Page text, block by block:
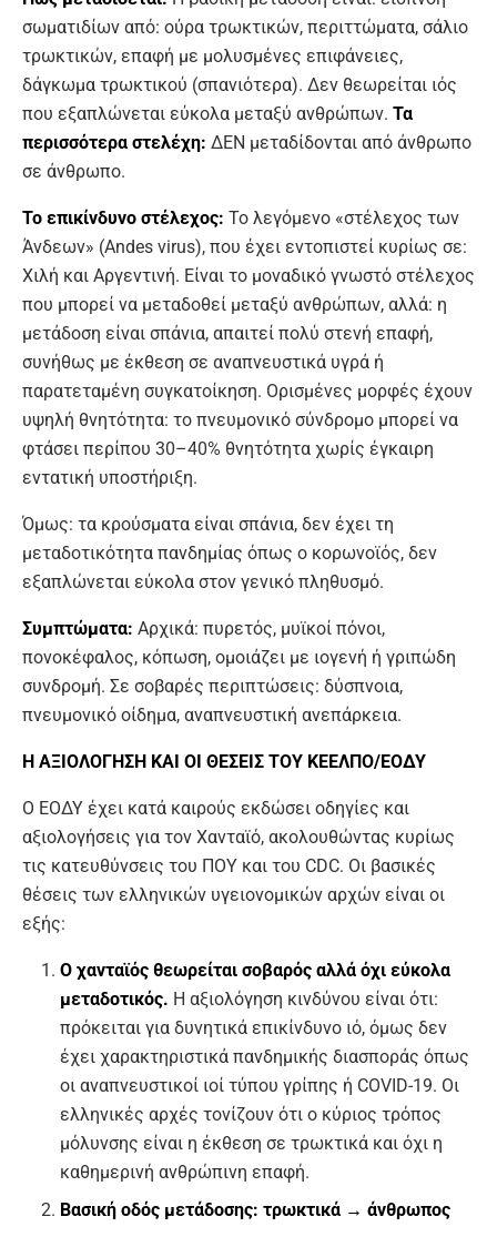
σωματιδίων από: ούρα τρωκτικών, περιττώματα, σάλιο
τρωκτικών, επαφή με μολυσμένες επιφάνειες,
δάγκωμα τρωκτικού (σπανιότερα). Δεν θεωρείται ιός
που εξαπλώνεται εύκολα μεταξύ ανθρώπων. Τα
περισσότερα στελέχη: ΔΕΝ μεταδίδονται από άνθρωπο
σε άνθρωπο.
Το επικίνδυνο στέλεχος: Το λεγόμενο «στέλεχος των
Άνδεων» (Andes virus), που έχει εντοπιστεί κυρίως σε:
Χιλή και Αργεντινή. Είναι το μοναδικό γνωστό στέλεχος
που μπορεί να μεταδοθεί μεταξύ ανθρώπων, αλλά: η
μετάδοση είναι σπάνια, απαιτεί πολύ στενή επαφή,
συνήθως με έκθεση σε αναπνευστικά υγρά ή
παρατεταμένη συγκατοίκηση. Ορισμένες μορφές έχουν
υψηλή θνητότητα: το πνευμονικό σύνδρομο μπορεί να
φτάσει περίπου 30–40% θνητότητα χωρίς έγκαιρη
εντατική υποστήριξη.
Όμως: τα κρούσματα είναι σπάνια, δεν έχει τη
μεταδοτικότητα πανδημίας όπως ο κορωνοϊός, δεν
εξαπλώνεται εύκολα στον γενικό πληθυσμό.
Συμπτώματα: Αρχικά: πυρετός, μυϊκοί πόνοι,
πονοκέφαλος, κόπωση, ομοιάζει με ιογενή ή γριπώδη
συνδρομή. Σε σοβαρές περιπτώσεις: δύσπνοια,
πνευμονικό οίδημα, αναπνευστική ανεπάρκεια.
Η ΑΞΙΟΛΟΓΗΣΗ ΚΑΙ ΟΙ ΘΕΣΕΙΣ ΤΟΥ ΚΕΕΛΠΟ/ΕΟΔΥ
Ο ΕΟΔΥ έχει κατά καιρούς εκδώσει οδηγίες και
αξιολογήσεις για τον Χανταϊό, ακολουθώντας κυρίως
τις κατευθύνσεις του ΠΟΥ και του CDC. Οι βασικές
θέσεις των ελληνικών υγειονομικών αρχών είναι οι
εξής:
Ο χανταϊός θεωρείται σοβαρός αλλά όχι εύκολα
μεταδοτικός. Η αξιολόγηση κινδύνου είναι ότι:
πρόκειται για δυνητικά επικίνδυνο ιό, όμως δεν
έχει χαρακτηριστικά πανδημικής διασποράς όπως
οι αναπνευστικοί ιοί τύπου γρίπης ή COVID-19. Οι
ελληνικές αρχές τονίζουν ότι ο κύριος τρόπος
μόλυνσης είναι η έκθεση σε τρωκτικά και όχι η
καθημερινή ανθρώπινη επαφή.
Βασική οδός μετάδοσης: τρωκτικά → άνθρωπος